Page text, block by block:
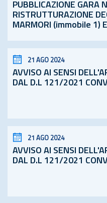
PUBBLICAZIONE GARA
RISTRUTTURAZIONE
MARMORI (immobile 1)
21 AGO 2024
AVVISO AI SENSI
DAL D.L 121/2021
21 AGO 2024
AVVISO AI SENSI
DAL D.L 121/2021